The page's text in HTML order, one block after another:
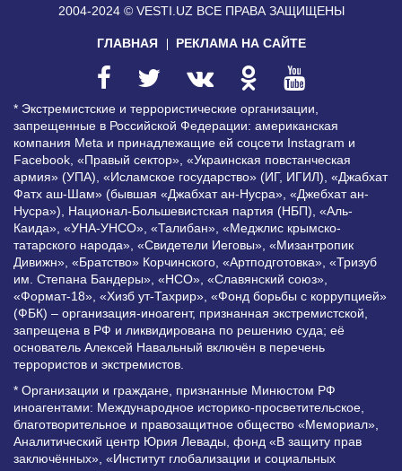
2004-2024 © VESTI.UZ ВСЕ ПРАВА ЗАЩИЩЕНЫ
ГЛАВНАЯ РЕКЛАМА НА САЙТЕ
* Экстремистские и террористические организации,
запрещенные в Российской Федерации: американская
компания Meta и принадлежащие ей соцсети Instagram и
Facebook, «Правый сектор», «Украинская повстанческая
армия» (УПА), «Исламское государство» (ИГ, ИГИЛ), «Джабхат
Фатх аш-Шам» (бывшая «Джабхат ан-Нусра», «Джебхат ан-
Нусра»), Национал-Большевистская партия (НБП), «Аль-
Каида», «УНА-УНСО», «Талибан», «Меджлис крымско-
татарского народа», «Свидетели Иеговы», «Мизантропик
Дивижн», «Братство» Корчинского, «Артподготовка», «Тризуб
им. Степана Бандеры», «НСО», «Славянский союз»,
«Формат-18», «Хизб ут-Тахрир», «Фонд борьбы с коррупцией»
(ФБК) – организация-иноагент, признанная экстремистской,
запрещена в РФ и ликвидирована по решению суда; её
основатель Алексей Навальный включён в перечень
террористов и экстремистов.
* Организации и граждане, признанные Минюстом РФ
иноагентами: Международное историко-просветительское,
благотворительное и правозащитное общество «Мемориал»,
Аналитический центр Юрия Левады, фонд «В защиту прав
заключённых», «Институт глобализации и социальных